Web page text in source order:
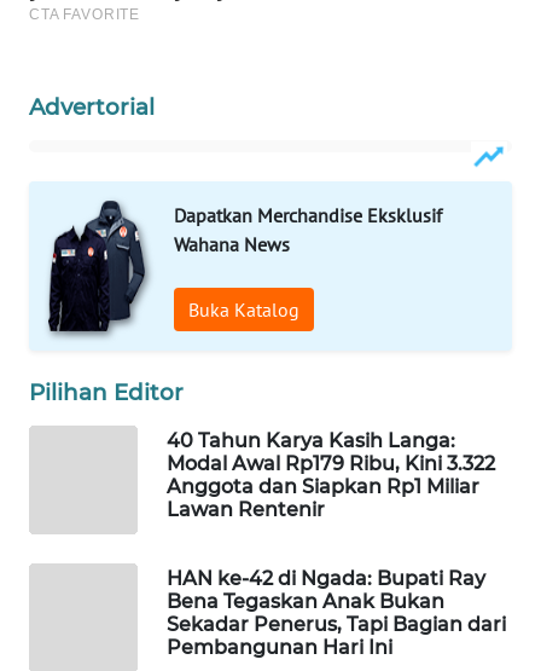
Advertorial
Dapatkan Merchandise Eksklusif
Wahana News
Buka Katalog
Pilihan Editor
40 Tahun Karya Kasih Langa:
Modal Awal Rp179 Ribu, Kini 3.322
Anggota dan Siapkan Rp1 Miliar
Lawan Rentenir
HAN ke-42 di Ngada: Bupati Ray
Bena Tegaskan Anak Bukan
Sekadar Penerus, Tapi Bagian dari
Pembangunan Hari Ini
WAHANA
OTOMOTIF
WAHANA
HEALTH
WAHANA
DESA
WAHANA